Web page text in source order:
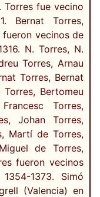
Torres fue vecino
Bernat Torres,
fueron vecinos de
N. Torres, N.
Torres, Arnau
Torres, Bernat
Bertomeu
Torres,
Johan Torres,
Martí de Torres,
de Torres,
fueron vecinos
1373. Simó
(Valencia) en